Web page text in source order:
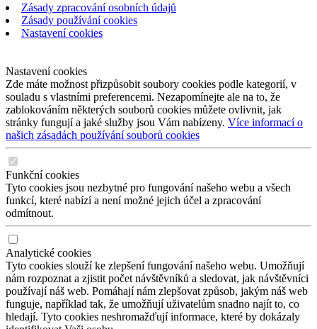
Zásady zpracování osobních údajů
Zásady používání cookies
Nastavení cookies
Nastavení cookies
Zde máte možnost přizpůsobit soubory cookies podle kategorií, v
souladu s vlastními preferencemi. Nezapomínejte ale na to, že
zablokováním některých souborů cookies můžete ovlivnit, jak
stránky fungují a jaké služby jsou Vám nabízeny. Více informací o
našich zásadách používání souborů cookies
Funkční cookies
Tyto cookies jsou nezbytné pro fungování našeho webu a všech
funkcí, které nabízí a není možné jejich účel a zpracování
odmítnout.
Analytické cookies
Tyto cookies slouží ke zlepšení fungování našeho webu. Umožňují
nám rozpoznat a zjistit počet návštěvníků a sledovat, jak návštěvníci
používají náš web. Pomáhají nám zlepšovat způsob, jakým náš web
funguje, například tak, že umožňují uživatelům snadno najít to, co
hledají. Tyto cookies neshromažďují informace, které by dokázaly